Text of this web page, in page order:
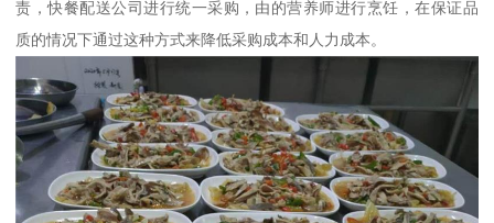
责，快餐配送公司进行统一采购，由的营养师进行烹饪，在保证品
质的情况下通过这种方式来降低采购成本和人力成本。